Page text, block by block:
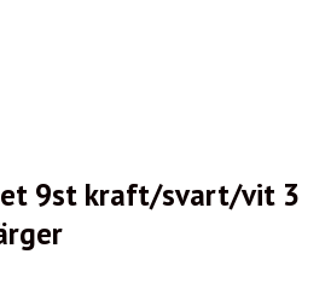
9st kraft/svart/vit 3